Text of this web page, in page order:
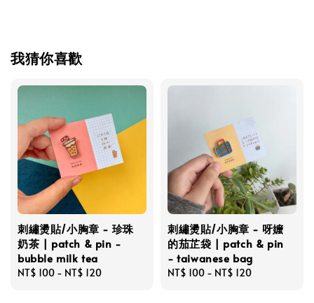
我猜你喜歡
刺繡燙貼/小胸章 - 珍珠
奶茶 | patch & pin -
bubble milk tea
Regular
NT$ 100 - NT$ 120
刺繡燙貼/小胸章 - 呀嬤
的茄芷袋 | patch & pin
- taiwanese bag
Regular
NT$ 100 - NT$ 120